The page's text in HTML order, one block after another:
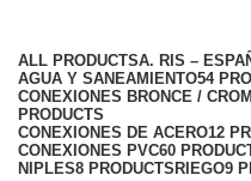
ALL PRODUCTSA. RIS –
AGUA Y SANEAMIENTO54
CONEXIONES BRONCE /
PRODUCTS
CONEXIONES DE ACERO12
CONEXIONES PVC60
NIPLES8 PRODUCTS RIEGO9